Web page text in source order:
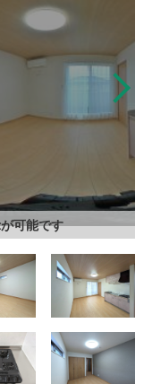
可能です